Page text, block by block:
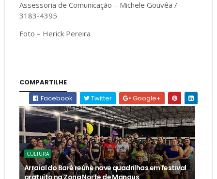
Assessoria de Comunicação – Michele Gouvêa /
3183-4395
Foto – Herick Pereira
COMPARTILHE
Facebook
Twitter Google+
CULTURA
Arraial do Baré reúne nove quadrilhas em festival